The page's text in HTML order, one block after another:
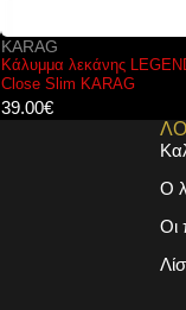
FERRO
Μπαταρία νιπτήρος με
κίνησης BBB101S FERRO
386.00
Ο
Οι